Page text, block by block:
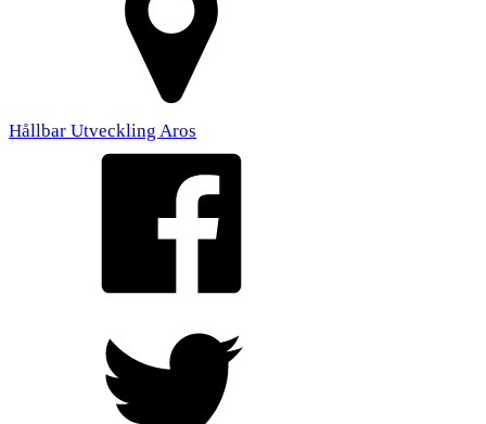
Hållbar Utveckling Aros